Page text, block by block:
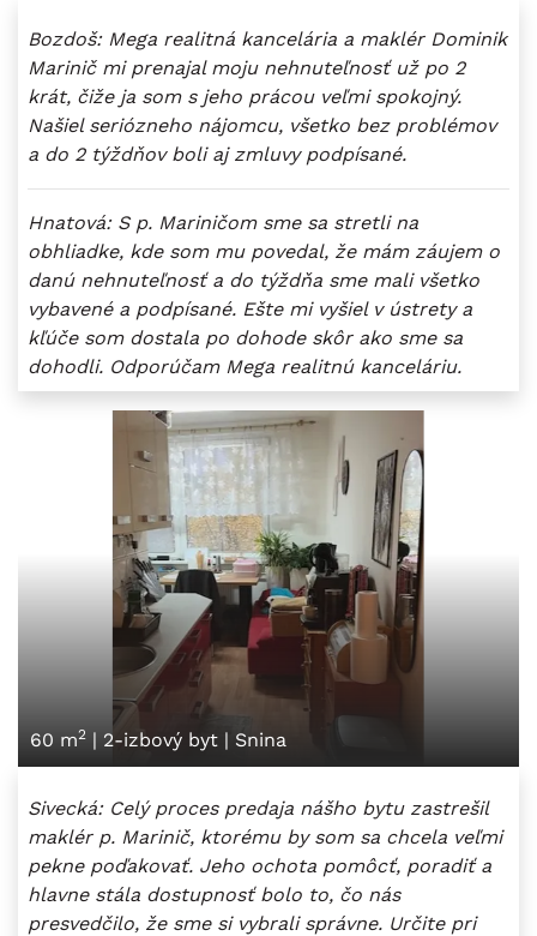
Bozdoš: Mega realitná kancelária a maklér Dominik
Marinič mi prenajal moju nehnuteľnosť už po 2
krát, čiže ja som s jeho prácou veľmi spokojný.
Našiel seriózneho nájomcu, všetko bez problémov
a do 2 týždňov boli aj zmluvy podpísané.
Hnatová: S p. Mariničom sme sa stretli na
obhliadke, kde som mu povedal, že mám záujem o
danú nehnuteľnosť a do týždňa sme mali všetko
vybavené a podpísané. Ešte mi vyšiel v ústrety a
kľúče som dostala po dohode skôr ako sme sa
dohodli. Odporúčam Mega realitnú kanceláriu.
60 m2 | 2-izbový byt | Snina
Sivecká: Celý proces predaja nášho bytu zastrešil
maklér p. Marinič, ktorému by som sa chcela veľmi
pekne poďakovať. Jeho ochota pomôcť, poradiť a
hlavne stála dostupnosť bolo to, čo nás
presvedčilo, že sme si vybrali správne. Určite pri